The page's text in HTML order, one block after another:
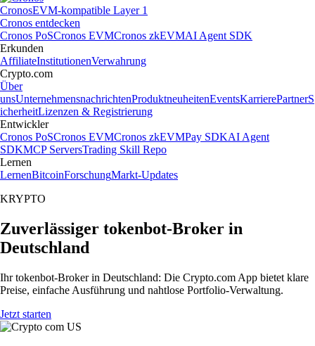
CronosEVM-kompatible Layer 1
Cronos entdecken
Cronos PoSCronos EVMCronos zkEVMAI Agent SDK
Erkunden
AffiliateInstitutionenVerwahrung
Crypto.com
Über
unsUnternehmensnachrichtenProduktneuheitenEventsKarrierePartnerS
icherheitLizenzen & Registrierung
Entwickler
Cronos PoSCronos EVMCronos zkEVMPay SDKAI Agent
SDKMCP ServersTrading Skill Repo
Lernen
LernenBitcoinForschungMarkt-Updates
KRYPTO
Zuverlässiger tokenbot-Broker in
Deutschland
Ihr tokenbot-Broker in Deutschland: Die Crypto.com App bietet klare
Preise, einfache Ausführung und nahtlose Portfolio-Verwaltung.
Jetzt starten